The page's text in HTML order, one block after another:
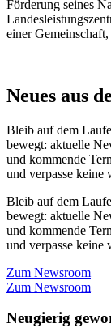
Förderung seines
einer
Neues aus
Bleib auf dem
bewegt: aktuelle
und kommende
und verpasse keine
Bleib auf dem
bewegt: aktuelle
und kommende
und verpasse keine
Zum Newsroom
Zum Newsroom
Neugierig